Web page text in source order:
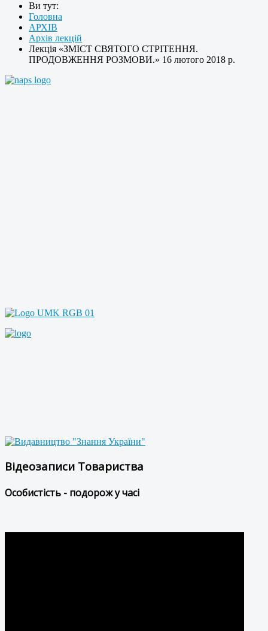
Ви тут:
Головна
АРХІВ
Архів лекцій
Лекція «ЗМІСТ СВЯТОГО СТРІТЕННЯ.
ПРОДОВЖЕННЯ РОЗМОВИ.» 16 лютого 2018 р.
Відеозаписи Товариства
Особистість - подорож у часі